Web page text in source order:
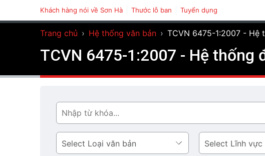
Khách hàng nói về Sơn Hà Thước lỗ ban Tuyển dụng
Trang chủ › Hệ thống văn bản › TCVN 6475-1:2007 - Hệ
TCVN 6475-1:2007 - Hệ thống
Tìm
Loại
văn
Lĩnh
vực